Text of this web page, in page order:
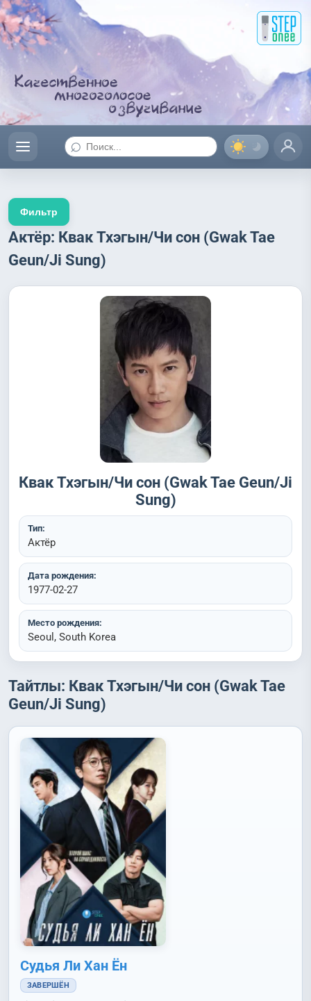
⌕
Актёр: Квак Тхэгын/Чи сон (Gwak Tae
Geun/Ji Sung)
Квак Тхэгын/Чи сон (Gwak Tae Geun/Ji
Sung)
Тип:
Актёр
Дата рождения:
1977-02-27
Место рождения:
Seoul, South Korea
Тайтлы: Квак Тхэгын/Чи сон (Gwak Tae
Geun/Ji Sung)
Судья Ли Хан Ён
ЗАВЕРШЁН
Фильтр